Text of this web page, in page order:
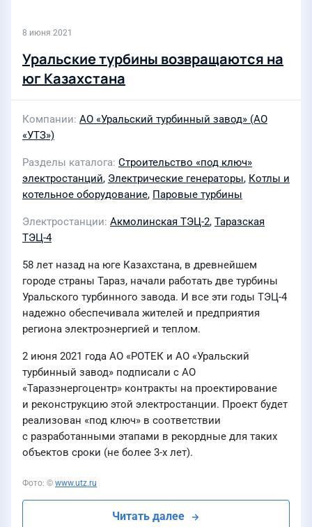
8 июня 2021
Уральские турбины возвращаются на
юг Казахстана
Компании АО «Уральский турбинный завод» (АО
«УТЗ»)
Разделы каталога Строительство «под ключ»
электростанций, Электрические генераторы, Котлы и
котельное оборудование, Паровые турбины
Электростанции Акмолинская ТЭЦ-2, Таразская
ТЭЦ-4
58 лет назад на юге Казахстана, в древнейшем
городе страны Тараз, начали работать две турбины
Уральского турбинного завода. И все эти годы ТЭЦ-4
надежно обеспечивала жителей и предприятия
региона электроэнергией и теплом.
2 июня 2021 года АО «РОТЕК и АО «Уральский
турбинный завод» подписали с АО
«Таразэнергоцентр» контракты на проектирование
и реконструкцию этой электростанции. Проект будет
реализован «под ключ» в соответствии
с разработанными этапами в рекордные для таких
объектов сроки (не более 3-х лет).
Читать далее
Фото: © www.utz.ru